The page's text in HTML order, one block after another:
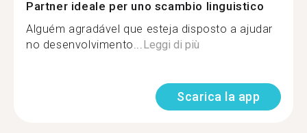
Partner ideale per uno scambio linguistico
Alguém agradável que esteja disposto a ajudar
no desenvolvimento...Leggi di più
Scarica la app